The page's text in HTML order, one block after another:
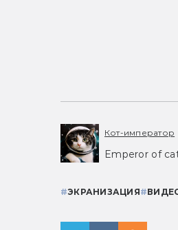
Кот-император
Emperor of
#ЭКРАНИЗАЦИЯ#